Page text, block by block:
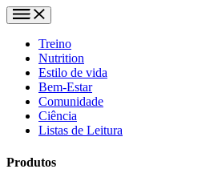
Treino
Nutrition
Estilo de vida
Bem-Estar
Comunidade
Ciência
Listas de Leitura
Produtos